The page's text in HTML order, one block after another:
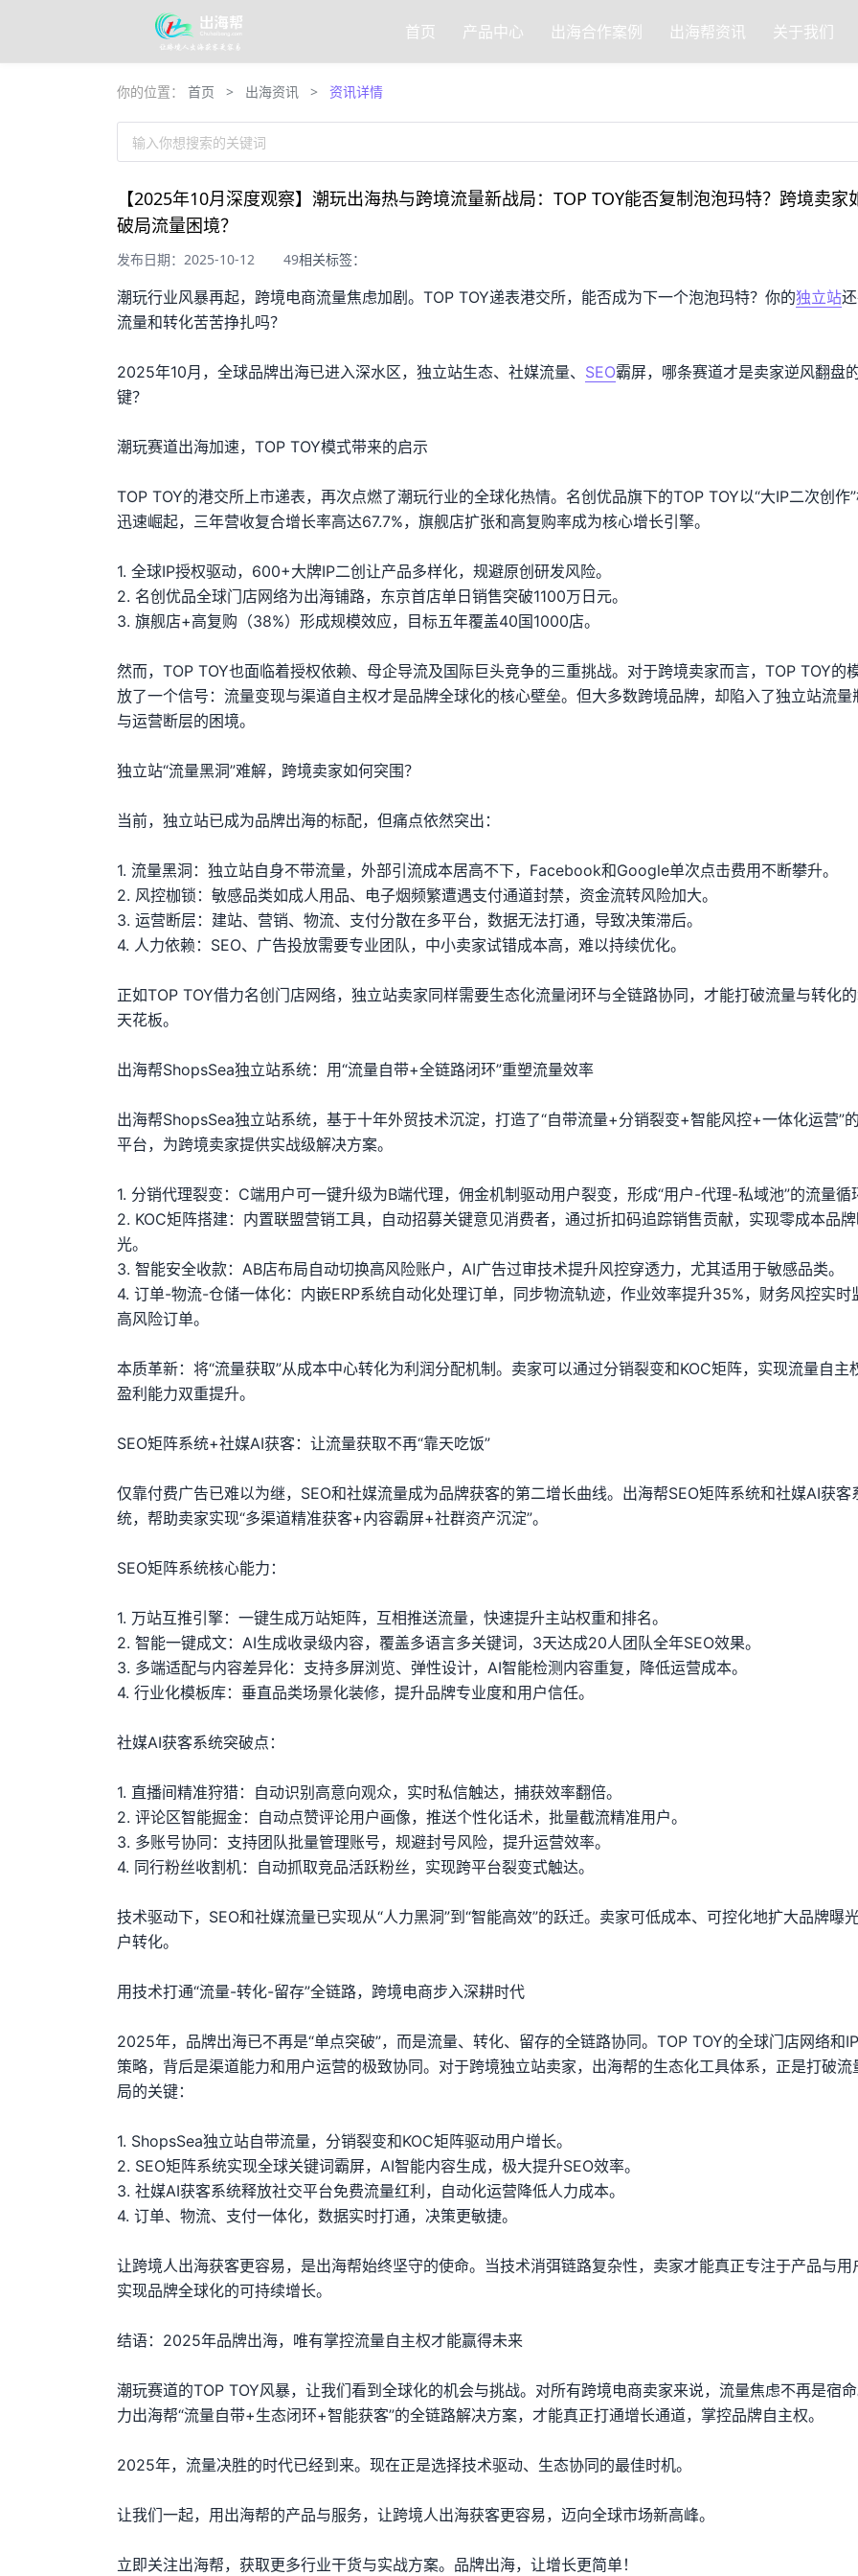
首页 产品中心 出海合作案例 出海帮资讯 关于我们
你的位置： 首页 > 出海资讯 > 资讯详情
输入你想搜索的关键词
【2025年10月深度观察】潮玩出海热与跨境流量新战局：TOP TOY能否复制泡泡玛特？跨境卖家
破局流量困境？
发布日期：2025-10-12 49相关标签：
潮玩行业风暴再起，跨境电商流量焦虑加剧。TOP TOY递表港交所，能否成为下一个泡泡玛特？你的独立站
流量和转化苦苦挣扎吗？
2025年10月，全球品牌出海已进入深水区，独立站生态、社媒流量、 SEO霸屏，哪条赛道才是卖家逆风翻盘
键？
潮玩赛道出海加速，TOP TOY模式带来的启示
TOP TOY的港交所上市递表，再次点燃了潮玩行业的全球化热情。名创优品旗下的TOP TOY以“大IP二次创作
迅速崛起，三年营收复合增长率高达67.7%，旗舰店扩张和高复购率成为核心增长引擎。
1. 全球IP授权驱动，600+大牌IP二创让产品多样化，规避原创研发风险。
2. 名创优品全球门店网络为出海铺路，东京首店单日销售突破1100万日元。
3. 旗舰店+高复购（38%）形成规模效应，目标五年覆盖40国1000店。
然而，TOP TOY也面临着授权依赖、母企导流及国际巨头竞争的三重挑战。对于跨境卖家而言，TOP TOY的
放了一个信号：流量变现与渠道自主权才是品牌全球化的核心壁垒。但大多数跨境品牌，却陷入了独立站流量
与运营断层的困境。
独立站“流量黑洞”难解，跨境卖家如何突围？
当前，独立站已成为品牌出海的标配，但痛点依然突出：
1. 流量黑洞：独立站自身不带流量，外部引流成本居高不下，Facebook和Google单次点击费用不断攀升。
2. 风控枷锁：敏感品类如成人用品、电子烟频繁遭遇支付通道封禁，资金流转风险加大。
3. 运营断层：建站、营销、物流、支付分散在多平台，数据无法打通，导致决策滞后。
4. 人力依赖：SEO、广告投放需要专业团队，中小卖家试错成本高，难以持续优化。
正如TOP TOY借力名创门店网络，独立站卖家同样需要生态化流量闭环与全链路协同，才能打破流量与转化
天花板。
出海帮ShopsSea独立站系统：用“流量自带+全链路闭环”重塑流量效率
出海帮ShopsSea独立站系统，基于十年外贸技术沉淀，打造了“自带流量+分销裂变+智能风控+一体化运营”
平台，为跨境卖家提供实战级解决方案。
1. 分销代理裂变：C端用户可一键升级为B端代理，佣金机制驱动用户裂变，形成“用户-代理-私域池”的流量循
2. KOC矩阵搭建：内置联盟营销工具，自动招募关键意见消费者，通过折扣码追踪销售贡献，实现零成本品
光。
3. 智能安全收款：AB店布局自动切换高风险账户，AI广告过审技术提升风控穿透力，尤其适用于敏感品类。
4. 订单-物流-仓储一体化：内嵌ERP系统自动化处理订单，同步物流轨迹，作业效率提升35%，财务风控实时
高风险订单。
本质革新：将“流量获取”从成本中心转化为利润分配机制。卖家可以通过分销裂变和KOC矩阵，实现流量自主
盈利能力双重提升。
SEO矩阵系统+社媒AI获客：让流量获取不再“靠天吃饭”
仅靠付费广告已难以为继，SEO和社媒流量成为品牌获客的第二增长曲线。出海帮SEO矩阵系统和社媒AI获客
统，帮助卖家实现“多渠道精准获客+内容霸屏+社群资产沉淀”。
SEO矩阵系统核心能力：
1. 万站互推引擎：一键生成万站矩阵，互相推送流量，快速提升主站权重和排名。
2. 智能一键成文：AI生成收录级内容，覆盖多语言多关键词，3天达成20人团队全年SEO效果。
3. 多端适配与内容差异化：支持多屏浏览、弹性设计，AI智能检测内容重复，降低运营成本。
4. 行业化模板库：垂直品类场景化装修，提升品牌专业度和用户信任。
社媒AI获客系统突破点：
1. 直播间精准狩猎：自动识别高意向观众，实时私信触达，捕获效率翻倍。
2. 评论区智能掘金：自动点赞评论用户画像，推送个性化话术，批量截流精准用户。
3. 多账号协同：支持团队批量管理账号，规避封号风险，提升运营效率。
4. 同行粉丝收割机：自动抓取竞品活跃粉丝，实现跨平台裂变式触达。
技术驱动下，SEO和社媒流量已实现从“人力黑洞”到“智能高效”的跃迁。卖家可低成本、可控化地扩大品牌曝
户转化。
用技术打通“流量-转化-留存”全链路，跨境电商步入深耕时代
2025年，品牌出海已不再是“单点突破”，而是流量、转化、留存的全链路协同。TOP TOY的全球门店网络和
策略，背后是渠道能力和用户运营的极致协同。对于跨境独立站卖家，出海帮的生态化工具体系，正是打破流
局的关键：
1. ShopsSea独立站自带流量，分销裂变和KOC矩阵驱动用户增长。
2. SEO矩阵系统实现全球关键词霸屏，AI智能内容生成，极大提升SEO效率。
3. 社媒AI获客系统释放社交平台免费流量红利，自动化运营降低人力成本。
4. 订单、物流、支付一体化，数据实时打通，决策更敏捷。
让跨境人出海获客更容易，是出海帮始终坚守的使命。当技术消弭链路复杂性，卖家才能真正专注于产品与用
实现品牌全球化的可持续增长。
结语：2025年品牌出海，唯有掌控流量自主权才能赢得未来
潮玩赛道的TOP TOY风暴，让我们看到全球化的机会与挑战。对所有跨境电商卖家来说，流量焦虑不再是宿
力出海帮“流量自带+生态闭环+智能获客”的全链路解决方案，才能真正打通增长通道，掌控品牌自主权。
2025年，流量决胜的时代已经到来。现在正是选择技术驱动、生态协同的最佳时机。
让我们一起，用出海帮的产品与服务，让跨境人出海获客更容易，迈向全球市场新高峰。
立即关注出海帮，获取更多行业干货与实战方案。品牌出海，让增长更简单！